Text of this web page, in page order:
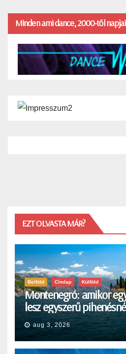
Minden ami dance, 2000-től
EZT OLVASTA MÁR?
Belföld Címlap Külföld
Montenegró: amikor
lesz egyszerű
aug 3, 2026